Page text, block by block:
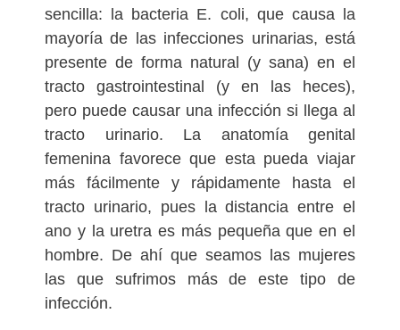
sencilla: la bacteria E. coli, que causa la
mayoría de las infecciones urinarias, está
presente de forma natural (y sana) en el
tracto gastrointestinal (y en las heces),
pero puede causar una infección si llega al
tracto urinario. La anatomía genital
femenina favorece que esta pueda viajar
más fácilmente y rápidamente hasta el
tracto urinario, pues la distancia entre el
ano y la uretra es más pequeña que en el
hombre. De ahí que seamos las mujeres
las que sufrimos más de este tipo de
infección.